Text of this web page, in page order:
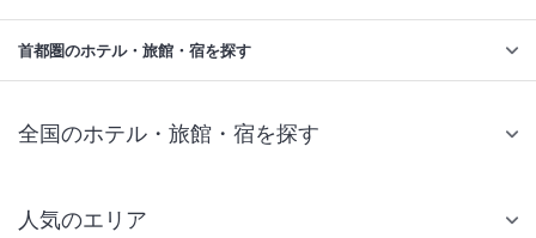
首都圏のホテル・旅館・宿を探す
全国のホテル・旅館・宿を探す
人気のエリア